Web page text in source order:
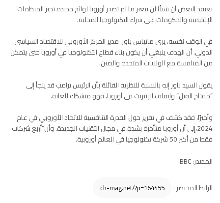
يعتقد البعض أن شيئًا لن يتغير ما لم تصدر أوروبا لوائح جديدة تجبر المنظمات
الإقليمية والحكومات على شراء التكنولوجيا المحلية.
في الوقت نفسه، يرى ماتياس باور. مدير المركز الأوروبي للاقتصاد السياسي
الدولي. أن الهدف ينبغي أن يكون بناء قطاع التكنولوجيا في أوروبا حتى يتمكن
من المنافسة مع الولايات المتحدة والصين.
يقول السيد باور إنه بالنسبة للنظرية القائلة بأن الرئيس ترامب قد يلجأ إلى
“مفتاح القتل” وإيقاف الإنترنت في أوروبا، فهو متشكك للغاية.
وأخيرًا، فقد كشف في تقرير حول القدرة التنافسية للاتحاد الأوروبي في عام
2024،إلى أن أوروبا متأخرة بشدة في مجال التقنيات الجديدة. وأن”أربع شركات
فقط من أكبر 50 شركة تكنولوجيا في العالم أوروبية.
المصدر: BBC
الرابط المختصر :